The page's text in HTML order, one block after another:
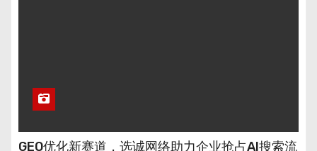
GEO优化新赛道，选诚网络助力企业抢占AI搜索流